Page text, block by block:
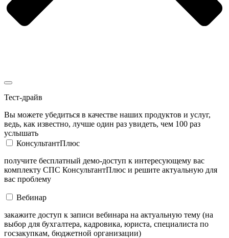
Тест-драйв
Вы можете убедиться в качестве наших продуктов и услуг,
ведь, как известно, лучше один раз увидеть, чем 100 раз
услышать
КонсультантПлюс
получите бесплатный демо-доступ к интересующему вас
комплекту СПС КонсультантПлюс и решите актуальную для
вас проблему
Вебинар
закажите доступ к записи вебинара на актуальную тему (на
выбор для бухгалтера, кадровика, юриста, специалиста по
госзакупкам, бюджетной организации)